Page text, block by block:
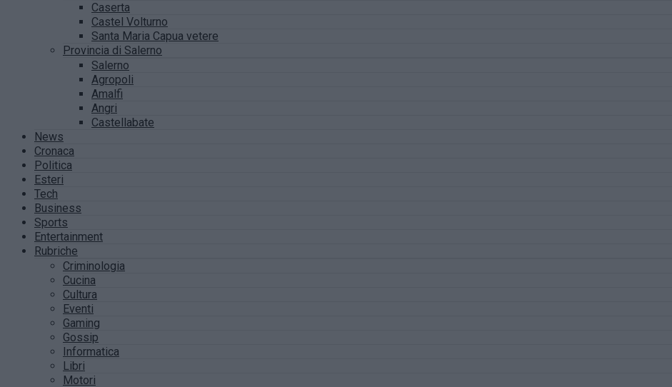
Caserta
Castel Volturno
Santa Maria Capua vetere
Provincia di Salerno
Salerno
Agropoli
Amalfi
Angri
Castellabate
News
Cronaca
Politica
Esteri
Tech
Business
Sports
Entertainment
Rubriche
Criminologia
Cucina
Cultura
Eventi
Gaming
Gossip
Informatica
Libri
Motori